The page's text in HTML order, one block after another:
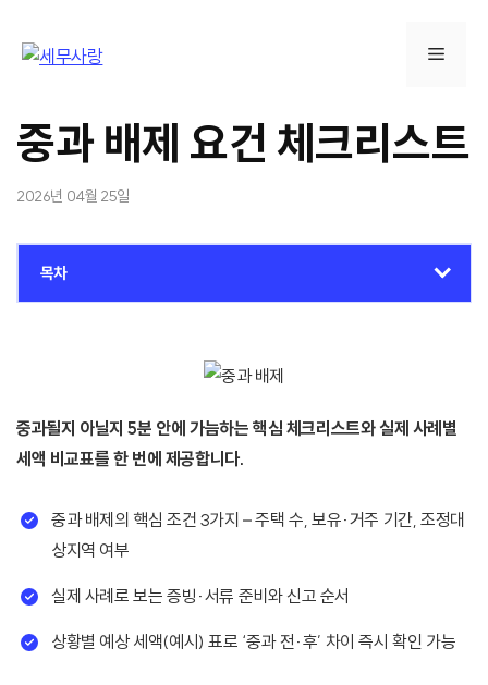
메
중과 배제 요건 체크리스트
2026년 04월 25일
목차
중과될지 아닐지 5분 안에 가늠하는 핵심 체크리스트와 실제 사례별
세액 비교표를 한 번에 제공합니다.
중과 배제의 핵심 조건 3가지 – 주택 수, 보유·거주 기간, 조정대
상지역 여부
실제 사례로 보는 증빙·서류 준비와 신고 순서
상황별 예상 세액(예시) 표로 ‘중과 전·후’ 차이 즉시 확인 가능